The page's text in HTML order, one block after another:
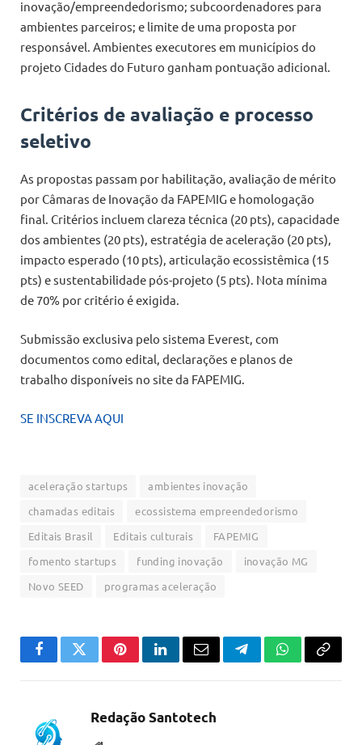
inovação/empreendedorismo; subcoordenadores para
ambientes parceiros; e limite de uma proposta por
responsável. Ambientes executores em municípios do
projeto Cidades do Futuro ganham pontuação adicional.
Critérios de avaliação e processo
seletivo
As propostas passam por habilitação, avaliação de mérito
por Câmaras de Inovação da FAPEMIG e homologação
final. Critérios incluem clareza técnica (20 pts), capacidade
dos ambientes (20 pts), estratégia de aceleração (20 pts),
impacto esperado (10 pts), articulação ecossistêmica (15
pts) e sustentabilidade pós-projeto (5 pts). Nota mínima
de 70% por critério é exigida.
Submissão exclusiva pelo sistema Everest, com
documentos como edital, declarações e planos de
trabalho disponíveis no site da FAPEMIG.
SE INSCREVA AQUI
aceleração startups
ambientes inovação
chamadas editais
ecossistema empreendedorismo
Editais Brasil
Editais culturais
FAPEMIG
fomento startups
funding inovação
inovação MG
Novo SEED
programas aceleração
FacebookTwitterPinterestLinkedInEmail TelegramWhatsApp
Copiar
Redação Santotech